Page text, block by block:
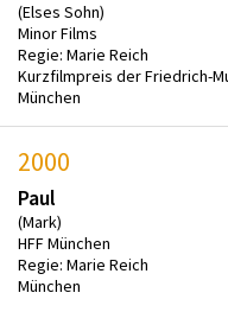
(Elses Sohn)
Minor Films
Regie: Marie Reich
Kurzfilmpreis der Friedrich-
München
2000
Paul
(Mark)
HFF München
Regie: Marie Reich
München